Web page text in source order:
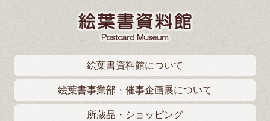
絵葉書資料館について
絵葉書事業部・催事企画展について
所蔵品・ショッピング